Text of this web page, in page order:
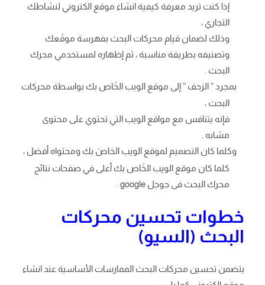
إذا كنت تريد معرفة كيفية انشاء موقع الكتروني لنشاطك
التجاري ،
وذلك لضمان قيام محركات البحث بفهرسة موقَعك
وتصنيفه بطريقة مناسبة ، ثم إظهاره لمستخدمي محرك
البحث .
بمجرد ” الزحف ” إلى موقع الويب الخَاص بك بواسطة محركات
البحث ،
فإنه يتنافس مع مواقع الويب التي تحتوي على محتوى
مشابه .
وكلما كان التصميم لموقع الويب الخاصَ بك ومحتواه أفضل ،
كلما كان موقع الويب الخَاص بك أعلى في صفحات نتائج
محرك البحث فى جوجل google .
خطوات تحسين محركات
البحث (السيو)
يتضمن تحسين محركات البحث الممارسات الأساسية عند انشاء